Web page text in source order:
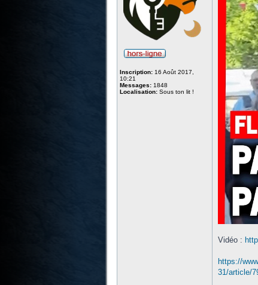
Inscription:16 Août 2017,
10:21
Messages:1848
Localisation:Sous ton lit !
Vidéo :
https://
31/article/